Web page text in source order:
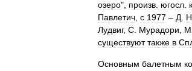
озеро", произв югосл
Павлетич с 1977 – Д
Лудвиг, С Мурадори М
существуют также в
Основным балетным